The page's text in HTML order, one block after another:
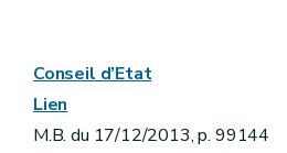
Conseil d’Etat
Lien
M.B. du 17/12/2013, p. 99144